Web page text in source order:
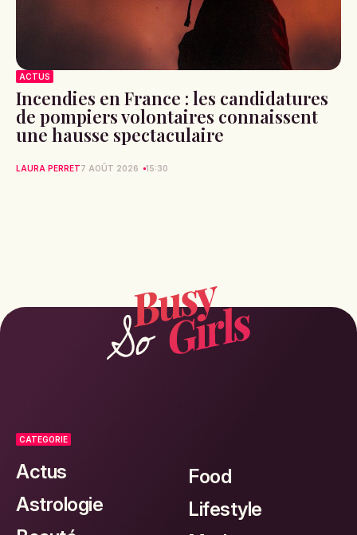
ACTUS
Incendies en France : les candidatures
de pompiers volontaires connaissent
une hausse spectaculaire
LAURA PERRET7 AOÛT 2026 15:30
CATEGORIE
Actus
Astrologie
Food
Lifestyle